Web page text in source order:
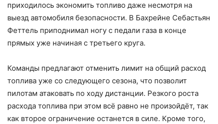
приходилось экономить топливо даже несмотря на
выезд автомобиля безопасности. В Бахрейне Себастьян
Феттель приподнимал ногу с педали газа в конце
прямых уже начиная с третьего круга.
Команды предлагают отменить лимит на общий расход
топлива уже со следующего сезона, что позволит
пилотам атаковать по ходу дистанции. Резкого роста
расхода топлива при этом всё равно не произойдёт, так
как второе ограничение останется в силе. Кроме того,